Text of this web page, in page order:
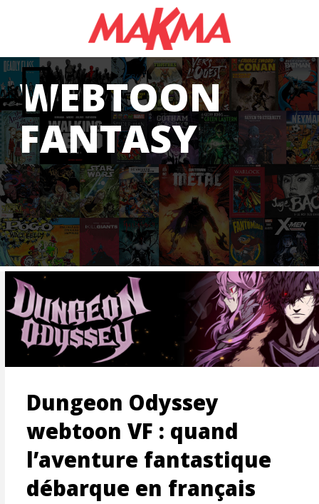
WEBTOON
FANTASY
Dungeon Odyssey
webtoon VF : quand
l’aventure fantastique
débarque en français